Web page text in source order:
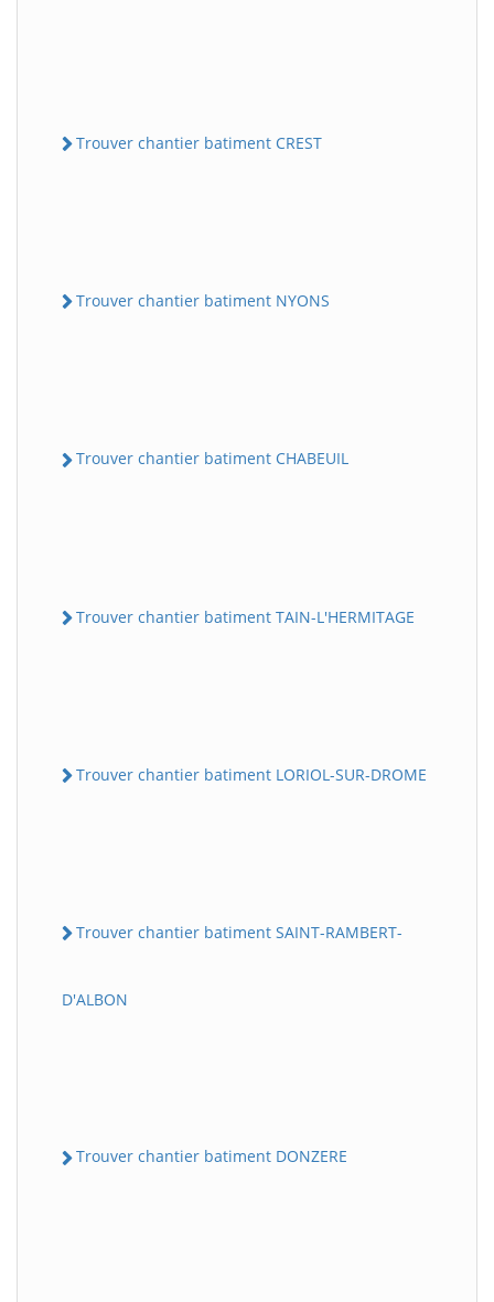
Trouver chantier batiment CREST
Trouver chantier batiment NYONS
Trouver chantier batiment CHABEUIL
Trouver chantier batiment TAIN-L'HERMITAGE
Trouver chantier batiment LORIOL-SUR-DROME
Trouver chantier batiment SAINT-RAMBERT-
D'ALBON
Trouver chantier batiment DONZERE